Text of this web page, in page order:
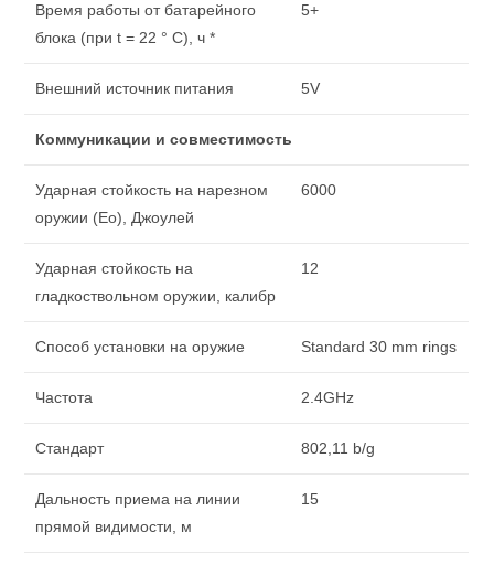
Время работы от батарейного
блока (при t = 22 ° С), ч *
5+
Внешний источник питания 5V
Коммуникации и совместимость
Ударная стойкость на нарезном
оружии (Eo), Джоулей
6000
Ударная стойкость на
гладкоствольном оружии, калибр
12
Способ установки на оружие Standard 30 mm rings
Частота 2.4GHz
Стандарт 802,11 b/g
Дальность приема на линии
прямой видимости, м
15